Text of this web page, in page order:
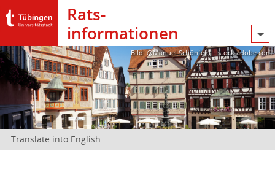
Rats­
informationen
Bild: @Manuel Schönfeld – stock.adobe.com
Translate into English